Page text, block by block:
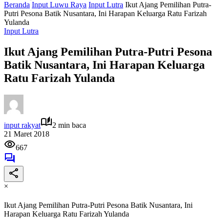
Beranda Input Luwu Raya Input Lutra Ikut Ajang Pemilihan Putra-
Putri Pesona Batik Nusantara, Ini Harapan Keluarga Ratu Farizah
Yulanda
Input Lutra
Ikut Ajang Pemilihan Putra-Putri Pesona
Batik Nusantara, Ini Harapan Keluarga
Ratu Farizah Yulanda
input rakyat
2 min baca
21 Maret 2018
667
×
Ikut Ajang Pemilihan Putra-Putri Pesona Batik Nusantara, Ini
Harapan Keluarga Ratu Farizah Yulanda